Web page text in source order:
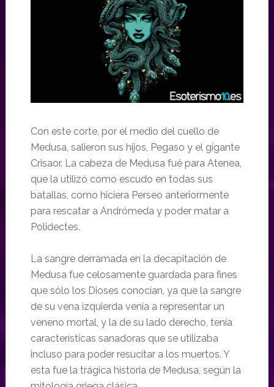
Con este corte, por el medio del cuello de
Medusa, salieron sus hijos, Pegaso y el gigante
Crisaor. La cabeza de Medusa fué para Atenea,
que la utilizó como escudo en todas sus
batallas, como hiciera Perseo anteriormente
para rescatar a Andrómeda y poder matar a
Polidectes.
La sangre derramada en la decapitación de
Medusa fue celosamente guardada para fines
que sólo los Dioses conocían, ya que la sangre
de su vena izquierda venía a representar un
veneno mortal, y la de su lado derecho, tenía
características sanadoras que se utilizaba
incluso para poder resucitar a los muertos. Y
esta fue la trágica historia de Medusa, según la